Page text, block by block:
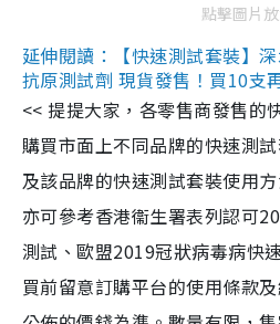
點擊圖片
延伸閱讀：【快速測試套裝】
抗原測試劑 現貨發售！買10支
<< 提提大家，各零售商發售的
購買市面上不同品牌的快速測
及該品牌的快速測試套裝使用
亦可參考香港衞生署表列認可
測試、歐盟2019冠狀病毒病快
買前留意訂購平台的使用條款